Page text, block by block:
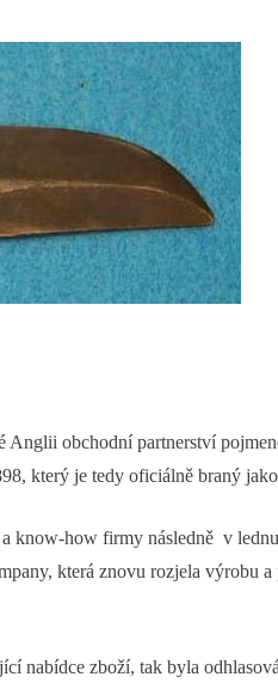
obchodní partnerství
který je tedy oficiálně braný
know-how firmy následně v
která znovu rozjela výrobu a
nabídce zboží, tak byla